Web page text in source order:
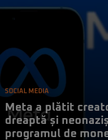
SOCIAL MEDIA
Meta a plătit
dreaptă și
programul de